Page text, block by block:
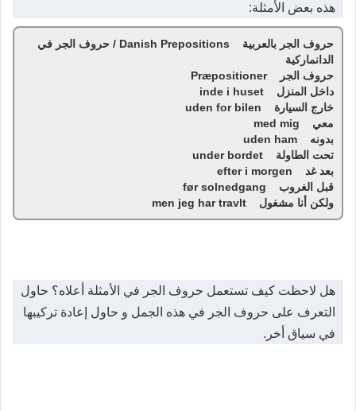
هذه بعض الأمثلة:
حروف الجر بالعربية Danish Prepositions / حروف الجر في
الدانماركية
حروف الجر Præpositioner
داخل المنزل inde i huset
خارج السيارة uden for bilen
معي med mig
بدونه uden ham
تحت الطاولة under bordet
بعد غد efter i morgen
قبل الغروب før solnedgang
ولكن أنا مشغول men jeg har travlt
هل لاحظت كيف تستعمل حروف الجر في الأمثلة أعلاه؟ حاول
التعرف على حروف الجر في هذه الجمل و حاول إعادة تركيبها
في سياق أخر.